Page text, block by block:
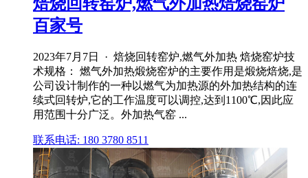
焙烧回转窑炉,燃气外加热焙烧窑炉
百家号
2023年7月7日 · 焙烧回转窑炉,燃气外加热 焙烧窑炉技
术规格： 燃气外加热煅烧窑炉的主要作用是煅烧焙烧,是
公司设计制作的一种以燃气为加热源的外加热结构的连
续式回转炉,它的工作温度可以调控,达到1100℃,因此应
用范围十分广泛。外加热气窑 ...
联系电话: 180 3780 8511